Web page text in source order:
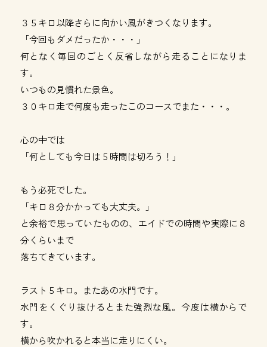
３５キロ以降さらに向かい風がきつくなります。
「今回もダメだったか・・・」
何となく毎回のごとく反省しながら走ることになりま
す。
いつもの見慣れた景色。
３０キロ走で何度も走ったこのコースでまた・・・。
心の中では
「何としても今日は５時間は切ろう！」
もう必死でした。
「キロ８分かかっても大丈夫。」
と余裕で思っていたものの、エイドでの時間や実際に８
分くらいまで
落ちてきています。
ラスト５キロ。またあの水門です。
水門をくぐり抜けるとまた強烈な風。今度は横からで
す。
横から吹かれると本当に走りにくい。